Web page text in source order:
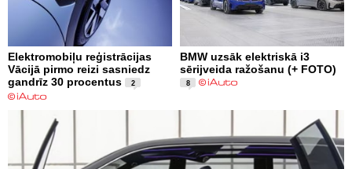
Elektromobiļu reģistrācijas
Vācijā pirmo reizi sasniedz
gandrīz 30 procentus
2
BMW uzsāk elektriskā i3
sērijveida ražošanu (+ FOTO)
8